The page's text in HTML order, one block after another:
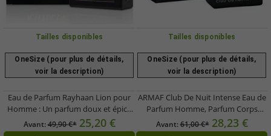
Tailles disponibles
OneSize (pour plus de détails,
voir la description)
Eau de Parfum Rayhaan Lion pour
Homme : Un parfum doux et épicé
aux notes fraîches et chaudes, 100
ml, Flacon Noir
Avant:49,90 €* 25,20 €
Tailles disponibles
OneSize (pour plus de détails,
voir la description)
ARMAF Club De Nuit Intense Eau de
Parfum Homme, Parfum Corps
Fruité-Fumé, 105 ml, Noir
Avant:61,00 €* 28,23 €